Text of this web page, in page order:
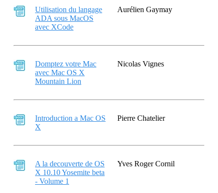
Utilisation du langage
ADA sous MacOS
avec XCode
Aurélien Gaymay
Domptez votre Mac
avec Mac OS X
Mountain Lion
Nicolas Vignes
Introduction a Mac OS
X
Pierre Chatelier
A la decouverte de OS
X 10.10 Yosemite beta
- Volume 1
Yves Roger Cornil